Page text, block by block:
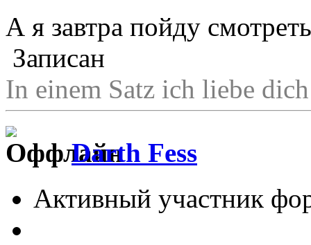
А я завтра пойду
Записан
In einem Satz ich liebe
Darth Fess
Активный участник